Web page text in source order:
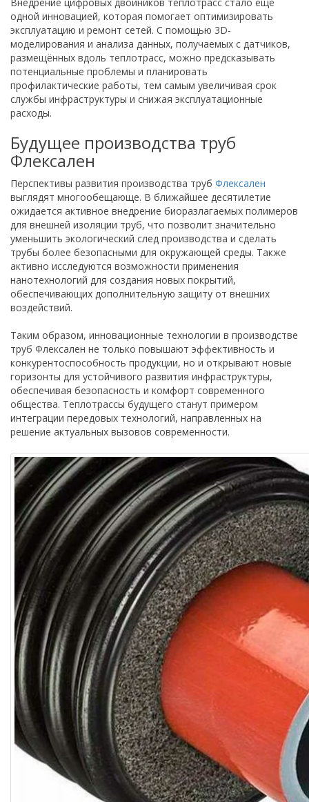
одной инновацией, которая помогает оптимизировать
эксплуатацию и ремонт сетей. С помощью 3D-
моделирования и анализа данных, получаемых с датчиков,
размещённых вдоль теплотрасс, можно предсказывать
потенциальные проблемы и планировать
профилактические работы, тем самым увеличивая срок
службы инфраструктуры и снижая эксплуатационные
расходы.
Будущее производства труб
Флексален
Перспективы развития производства труб Флексален
выглядят многообещающе. В ближайшее десятилетие
ожидается активное внедрение биоразлагаемых полимеров
для внешней изоляции труб, что позволит значительно
уменьшить экологический след производства и сделать
трубы более безопасными для окружающей среды. Также
активно исследуются возможности применения
нанотехнологий для создания новых покрытий,
обеспечивающих дополнительную защиту от внешних
воздействий.
Таким образом, инновационные технологии в производстве
труб Флексален не только повышают эффективность и
конкурентоспособность продукции, но и открывают новые
горизонты для устойчивого развития инфраструктуры,
обеспечивая безопасность и комфорт современного
общества. Теплотрассы будущего станут примером
интеграции передовых технологий, направленных на
решение актуальных вызовов современности.